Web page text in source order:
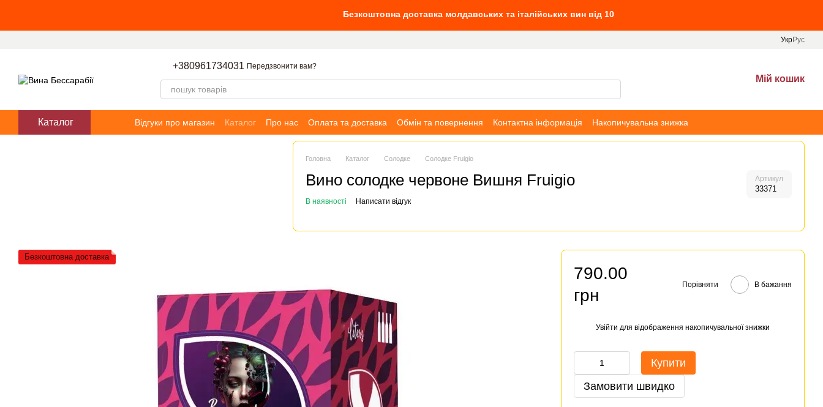
Безкоштовна доставка молдавських та італійських вин від 10 л вин, та Villa Tinta від 690 грн
УкрРус
+380961734031 Передзвонити вам?
Мій кошик
Каталог Відгуки про магазин Каталог Про нас Оплата та доставка Обмін та повернення Контактна інформація Накопичувальна знижка
Головна Каталог Солодке Солодке Fruigio
Вино солодке червоне Вишня Fruigio Артикул
33371
В наявності Написати відгук
790.00
грн
Порівняти В бажання
Увійти для відображення накопичувальної знижки
Купити
Замовити швидко
Безкоштовна доставка